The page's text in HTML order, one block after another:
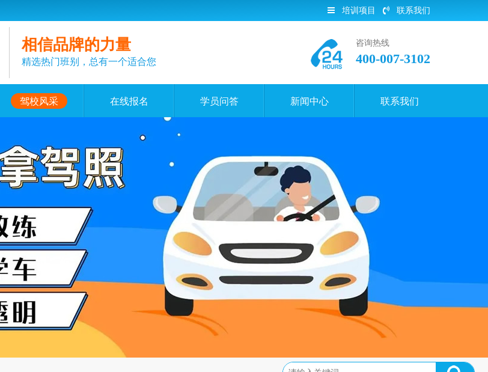
培训项目 联系我们
相信品牌的力量
精选热门班别，总有一个适合您
咨询热线
400-007-3102
驾校风采 在线报名 学员问答 新闻中心 联系我们